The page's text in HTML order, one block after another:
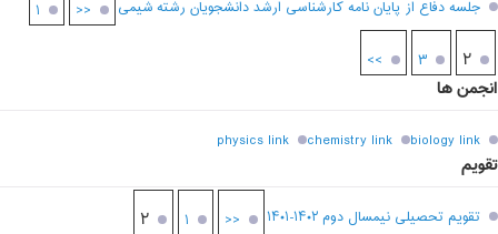
جلسه دفاع از پایان نامه کارشناسی ارشد دانشجویان رشته شیمی
<< ۱
۲ ۳ >>
انجمن ها
biology link
chemistry link
physics link
تقویم
تقویم تحصیلی نیمسال دوم ۱۴۰۲-۱۴۰۱ << ۱ ۲